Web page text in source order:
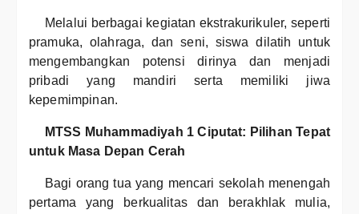
Melalui berbagai kegiatan ekstrakurikuler, seperti
pramuka, olahraga, dan seni, siswa dilatih untuk
mengembangkan potensi dirinya dan menjadi
pribadi yang mandiri serta memiliki jiwa
kepemimpinan.
MTSS Muhammadiyah 1 Ciputat: Pilihan Tepat
untuk Masa Depan Cerah
Bagi orang tua yang mencari sekolah menengah
pertama yang berkualitas dan berakhlak mulia,